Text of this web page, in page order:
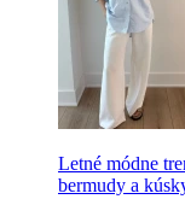
Letné módne
bermudy a